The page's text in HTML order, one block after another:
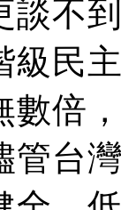
談不
級民
數倍
管台